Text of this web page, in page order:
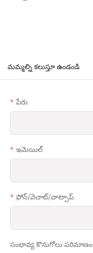
మమ్మల్ని కలుస్తూ ఉండండి
పేరు
ఇమెయిల్
ఫోన్/వెచాట్/వాట్సాప్
సంభావ్య కొనుగోలు పరిమాణం